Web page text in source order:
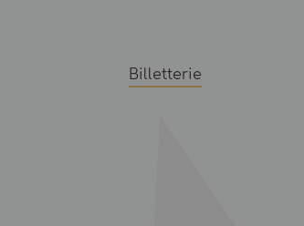
Billetterie